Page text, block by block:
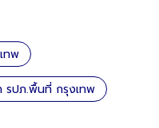
ทพ
รปภ.พื้นที่ กรุงเทพ